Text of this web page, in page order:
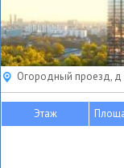
Огородный проезд, д
Этаж